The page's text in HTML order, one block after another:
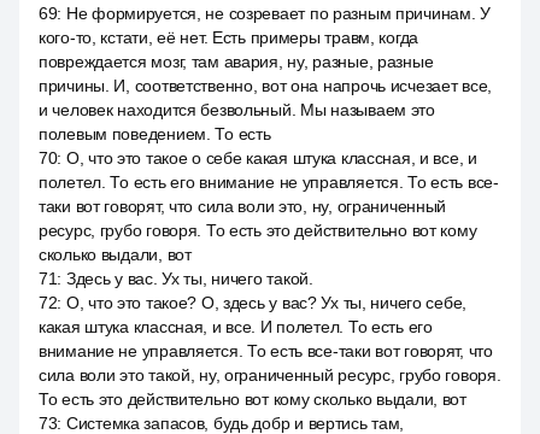
69: Не формируется, не созревает по разным причинам. У
кого-то, кстати, её нет. Есть примеры травм, когда
повреждается мозг, там авария, ну, разные, разные
причины. И, соответственно, вот она напрочь исчезает все,
и человек находится безвольный. Мы называем это
полевым поведением. То есть
70: О, что это такое о себе какая штука классная, и все, и
полетел. То есть его внимание не управляется. То есть все-
таки вот говорят, что сила воли это, ну, ограниченный
ресурс, грубо говоря. То есть это действительно вот кому
сколько выдали, вот
71: Здесь у вас. Ух ты, ничего такой.
72: О, что это такое? О, здесь у вас? Ух ты, ничего себе,
какая штука классная, и все. И полетел. То есть его
внимание не управляется. То есть все-таки вот говорят, что
сила воли это такой, ну, ограниченный ресурс, грубо говоря.
То есть это действительно вот кому сколько выдали, вот
73: Системка запасов, будь добр и вертись там,